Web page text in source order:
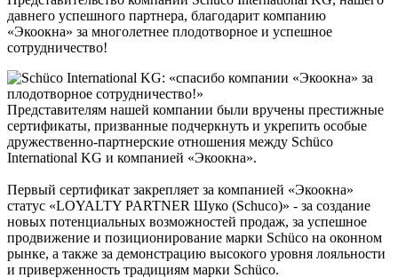
давнего успешного партнера, благодарит компанию
«Экоокна» за многолетнее плодотворное и успешное
сотрудничество!
Представителям нашей компании были вручены престижные
сертификаты, призванные подчеркнуть и укрепить особые
дружественно-партнерские отношения между Schüco
International KG и компанией «Экоокна».
Первый сертификат закрепляет за компанией «Экоокна»
статус «LOYALTY PARTNER Шуко (Schuco)» - за создание
новых потенциальных возможностей продаж, за успешное
продвижение и позиционирование марки Schüco на оконном
рынке, а также за демонстрацию высокого уровня лояльности
и приверженность традициям марки Schüco.